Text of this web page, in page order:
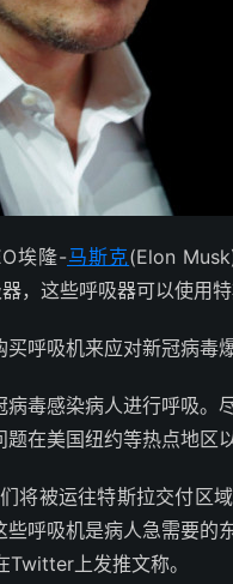
埃隆-马斯克(Elon
，这些呼吸器可以使用
呼吸机来应对新冠病毒爆
毒感染病人进行呼吸。
在美国纽约等热点地区
将被运往特斯拉交付区
呼吸机是病人急需要的
上发推文称。